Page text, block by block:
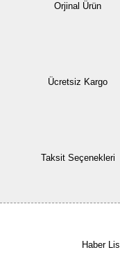
Orjinal Ürün
Ücretsiz Kargo
Taksit Seçenekleri
Haber